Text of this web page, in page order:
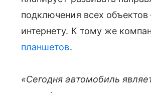
подключения всех
интернету. К тому же
планшетов.
«Сегодня автомобиль